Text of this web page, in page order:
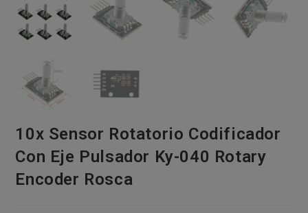
10x Sensor Rotatorio Codificador
Con Eje Pulsador Ky-040 Rotary
Encoder Rosca